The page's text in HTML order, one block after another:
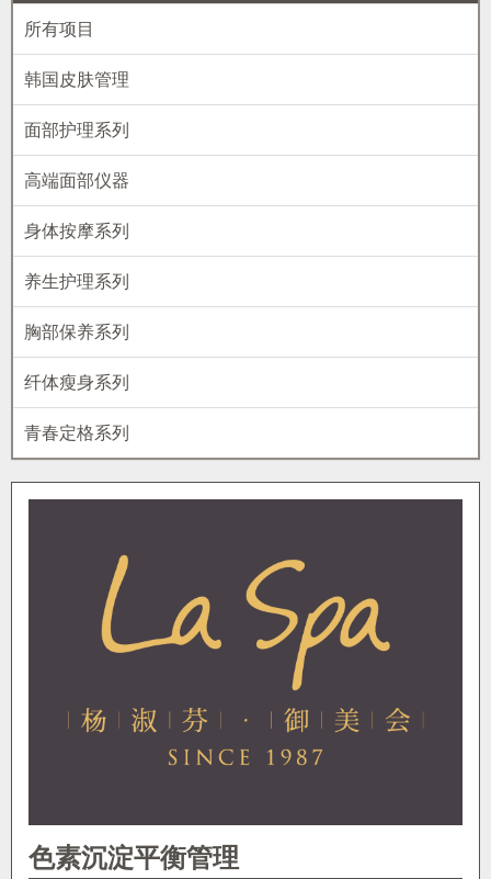
所有项目
韩国皮肤管理
面部护理系列
高端面部仪器
身体按摩系列
养生护理系列
胸部保养系列
纤体瘦身系列
青春定格系列
色素沉淀平衡管理